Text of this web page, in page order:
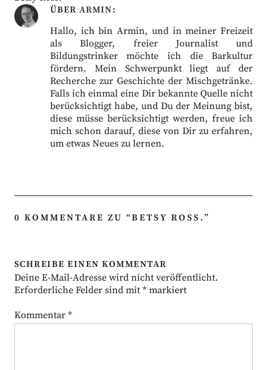
ÜBER ARMIN
Hallo, ich bin Armin, und in meiner Freizeit
als Blogger, freier Journalist und
Bildungstrinker möchte ich die Barkultur
fördern. Mein Schwerpunkt liegt auf der
Recherche zur Geschichte der Mischgetränke.
Falls ich einmal eine Dir bekannte Quelle nicht
berücksichtigt habe, und Du der Meinung bist,
diese müsse berücksichtigt werden, freue ich
mich schon darauf, diese von Dir zu erfahren,
um etwas Neues zu lernen.
0 KOMMENTARE ZU “BETSY ROSS.”
SCHREIBE EINEN KOMMENTAR
Deine E-Mail-Adresse wird nicht veröffentlicht.
Erforderliche Felder sind mit *markiert
Kommentar *